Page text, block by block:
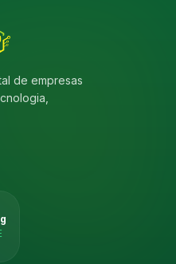
de empresas